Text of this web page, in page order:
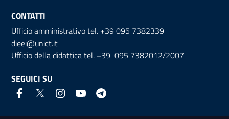
CONTATTI
Ufficio amministrativo tel. +39 095 7382339
dieei@unict.it
Ufficio della didattica tel. +39 095 7382012/2007
SEGUICI SU